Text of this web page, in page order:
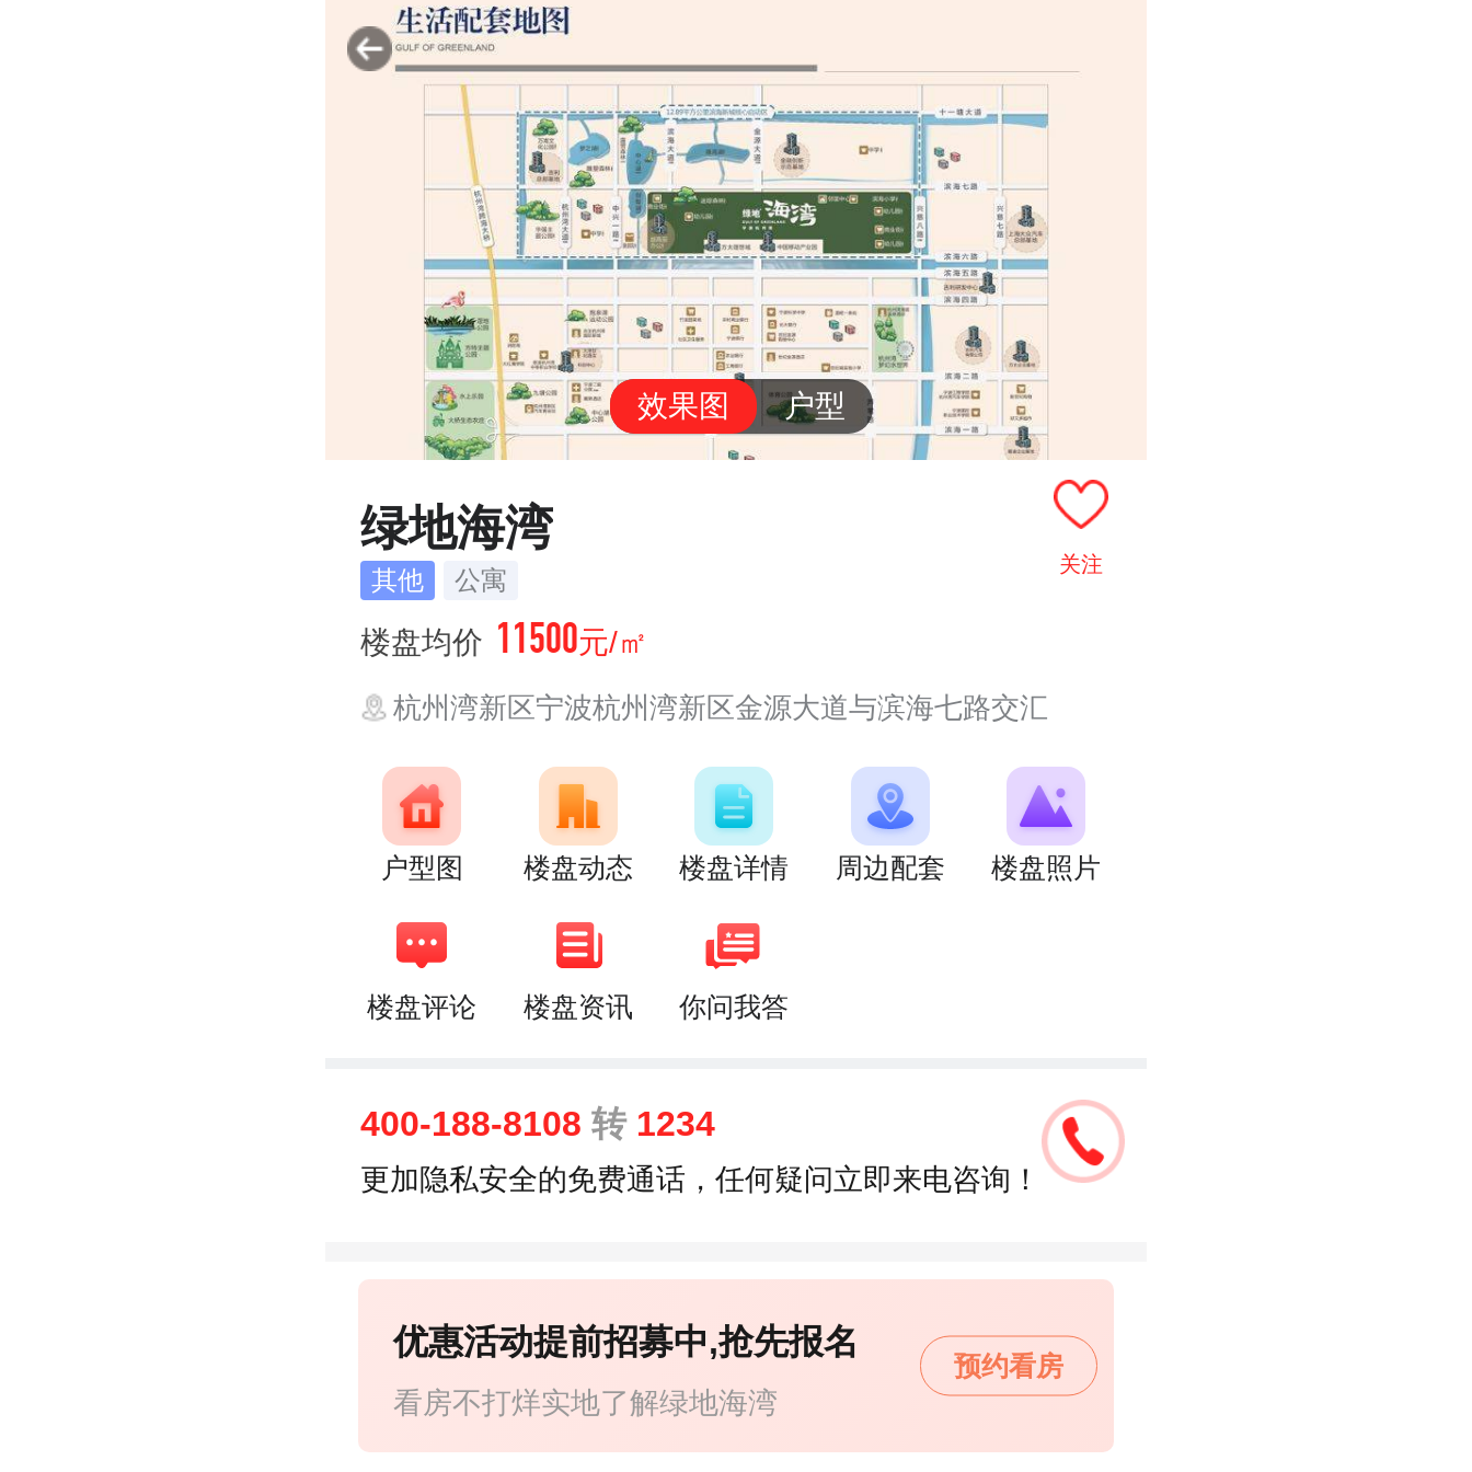
效果图 户型
关注
绿地海湾
其他 公寓
楼盘均价 11500元/㎡
杭州湾新区宁波杭州湾新区金源大道与滨海七路交汇
户型图 楼盘动态 楼盘详情 周边配套 楼盘照片
楼盘评论 楼盘资讯 你问我答
400-188-8108 转1234
更加隐私安全的免费通话，任何疑问立即来电咨询！
看房不打烊实地了解绿地海湾
优惠活动提前招募中,抢先报名
预约看房